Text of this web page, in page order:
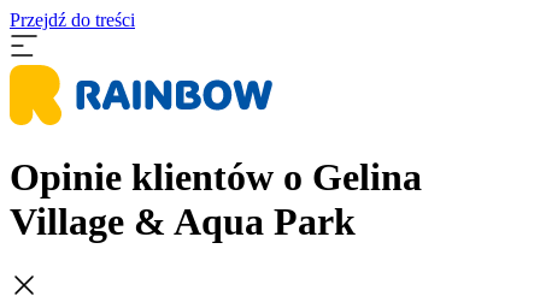
Przejdź do treści
Opinie klientów o Gelina
Village & Aqua Park